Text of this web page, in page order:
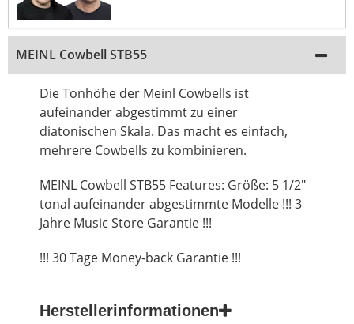
MEINL Cowbell STB55
Die Tonhöhe der Meinl Cowbells ist
aufeinander abgestimmt zu einer
diatonischen Skala. Das macht es einfach,
mehrere Cowbells zu kombinieren.
MEINL Cowbell STB55 Features: Größe: 5 1/2"
tonal aufeinander abgestimmte Modelle !!! 3
Jahre Music Store Garantie !!!
!!! 30 Tage Money-back Garantie !!!
Herstellerinformationen